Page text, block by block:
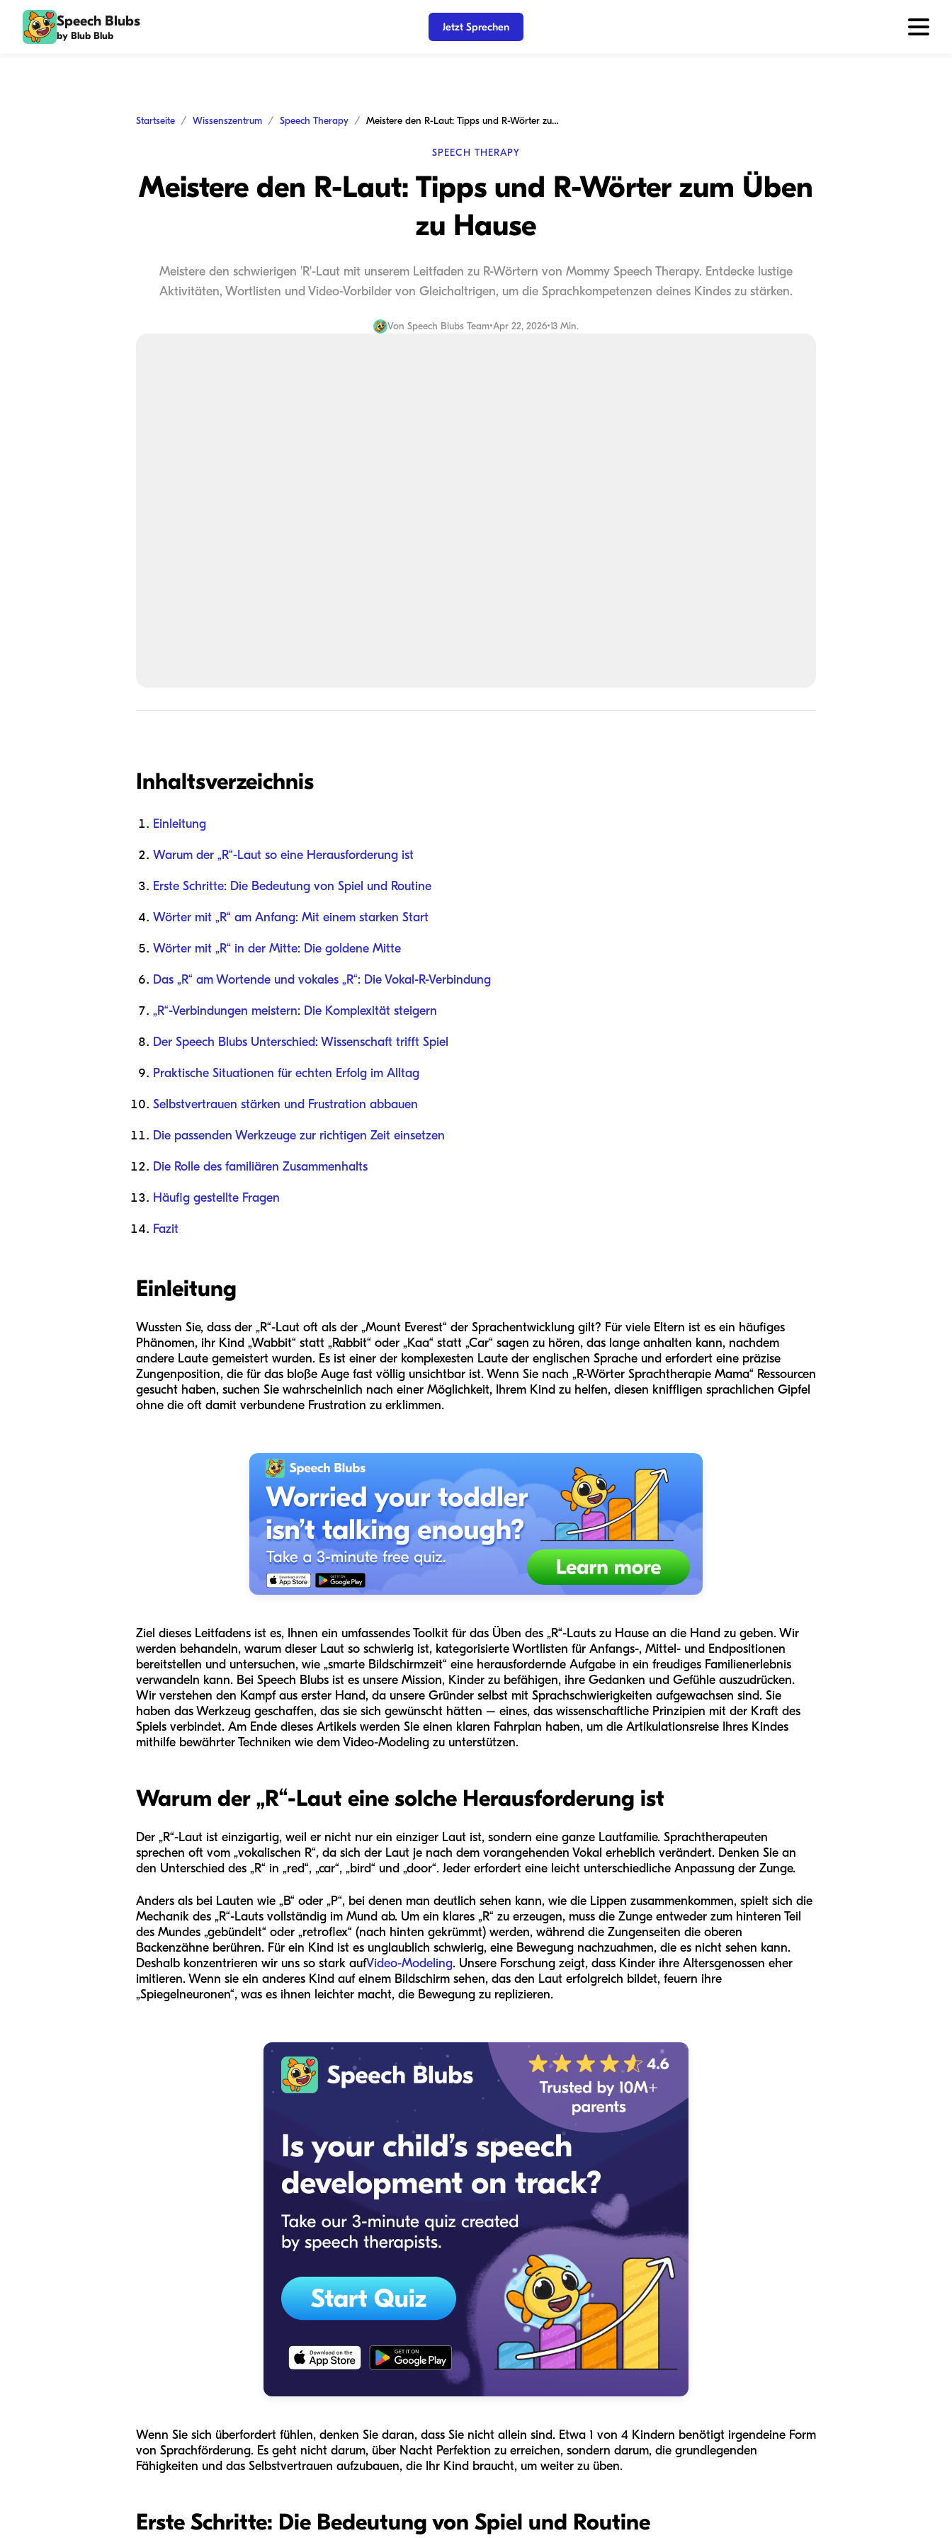
Speech Blubs
by Blub Blub
Jetzt Sprechen
Startseite Wissenszentrum Speech Therapy Meistere den R-Laut: Tipps und R-Wörter zum Üben zu Hause
SPEECH THERAPY
Meistere den R-Laut: Tipps und R-Wörter zum Üben
zu Hause
Meistere den schwierigen 'R'-Laut mit unserem Leitfaden zu R-Wörtern von Mommy Speech Therapy. Entdecke lustige
Aktivitäten, Wortlisten und Video-Vorbilder von Gleichaltrigen, um die Sprachkompetenzen deines Kindes zu stärken.
Von Speech Blubs Team•Apr 22, 2026•13 Min.
Inhaltsverzeichnis
Einleitung
Warum der „R“-Laut so eine Herausforderung ist
Erste Schritte: Die Bedeutung von Spiel und Routine
Wörter mit „R“ am Anfang: Mit einem starken Start
Wörter mit „R“ in der Mitte: Die goldene Mitte
Das „R“ am Wortende und vokales „R“: Die Vokal-R-Verbindung
„R“-Verbindungen meistern: Die Komplexität steigern
Der Speech Blubs Unterschied: Wissenschaft trifft Spiel
Praktische Situationen für echten Erfolg im Alltag
Selbstvertrauen stärken und Frustration abbauen
Die passenden Werkzeuge zur richtigen Zeit einsetzen
Die Rolle des familiären Zusammenhalts
Häufig gestellte Fragen
Fazit
Einleitung
Wussten Sie, dass der „R“-Laut oft als der „Mount Everest“ der Sprachentwicklung gilt? Für viele Eltern ist es ein häufiges
Phänomen, ihr Kind „Wabbit“ statt „Rabbit“ oder „Kaa“ statt „Car“ sagen zu hören, das lange anhalten kann, nachdem
andere Laute gemeistert wurden. Es ist einer der komplexesten Laute der englischen Sprache und erfordert eine präzise
Zungenposition, die für das bloße Auge fast völlig unsichtbar ist. Wenn Sie nach „R-Wörter Sprachtherapie Mama“ Ressourcen
gesucht haben, suchen Sie wahrscheinlich nach einer Möglichkeit, Ihrem Kind zu helfen, diesen kniffligen sprachlichen Gipfel
ohne die oft damit verbundene Frustration zu erklimmen.
Ziel dieses Leitfadens ist es, Ihnen ein umfassendes Toolkit für das Üben des „R“-Lauts zu Hause an die Hand zu geben. Wir
werden behandeln, warum dieser Laut so schwierig ist, kategorisierte Wortlisten für Anfangs-, Mittel- und Endpositionen
bereitstellen und untersuchen, wie „smarte Bildschirmzeit“ eine herausfordernde Aufgabe in ein freudiges Familienerlebnis
verwandeln kann. Bei Speech Blubs ist es unsere Mission, Kinder zu befähigen, ihre Gedanken und Gefühle auszudrücken.
Wir verstehen den Kampf aus erster Hand, da unsere Gründer selbst mit Sprachschwierigkeiten aufgewachsen sind. Sie
haben das Werkzeug geschaffen, das sie sich gewünscht hätten – eines, das wissenschaftliche Prinzipien mit der Kraft des
Spiels verbindet. Am Ende dieses Artikels werden Sie einen klaren Fahrplan haben, um die Artikulationsreise Ihres Kindes
mithilfe bewährter Techniken wie dem Video-Modeling zu unterstützen.
Warum der „R“-Laut eine solche Herausforderung ist
Der „R“-Laut ist einzigartig, weil er nicht nur ein einziger Laut ist, sondern eine ganze Lautfamilie. Sprachtherapeuten
sprechen oft vom „vokalischen R“, da sich der Laut je nach dem vorangehenden Vokal erheblich verändert. Denken Sie an
den Unterschied des „R“ in „red“, „car“, „bird“ und „door“. Jeder erfordert eine leicht unterschiedliche Anpassung der Zunge.
Anders als bei Lauten wie „B“ oder „P“, bei denen man deutlich sehen kann, wie die Lippen zusammenkommen, spielt sich die
Mechanik des „R“-Lauts vollständig im Mund ab. Um ein klares „R“ zu erzeugen, muss die Zunge entweder zum hinteren Teil
des Mundes „gebündelt“ oder „retroflex“ (nach hinten gekrümmt) werden, während die Zungenseiten die oberen
Backenzähne berühren. Für ein Kind ist es unglaublich schwierig, eine Bewegung nachzuahmen, die es nicht sehen kann.
Deshalb konzentrieren wir uns so stark aufVideo-Modeling. Unsere Forschung zeigt, dass Kinder ihre Altersgenossen eher
imitieren. Wenn sie ein anderes Kind auf einem Bildschirm sehen, das den Laut erfolgreich bildet, feuern ihre
„Spiegelneuronen“, was es ihnen leichter macht, die Bewegung zu replizieren.
Wenn Sie sich überfordert fühlen, denken Sie daran, dass Sie nicht allein sind. Etwa 1 von 4 Kindern benötigt irgendeine Form
von Sprachförderung. Es geht nicht darum, über Nacht Perfektion zu erreichen, sondern darum, die grundlegenden
Fähigkeiten und das Selbstvertrauen aufzubauen, die Ihr Kind braucht, um weiter zu üben.
Erste Schritte: Die Bedeutung von Spiel und Routine